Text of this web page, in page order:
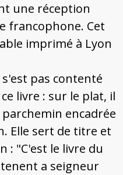
une réception
francophone. Cet
imprimé à Lyon
pas contenté
livre : sur le plat, il
encadrée
Elle sert de titre et
: "C'est le livre du
a seigneur